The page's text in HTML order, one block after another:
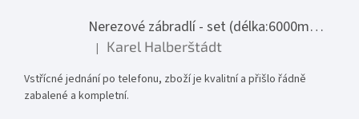
Nerezové zábradlí - set (délka:6000mm x výška:1000mm)
Hodnocení produktu je 5 z 5 hvězdiček.
| Karel Halberštádt
Vstřícné jednání po telefonu, zboží je kvalitní a přišlo řádně
zabalené a kompletní.